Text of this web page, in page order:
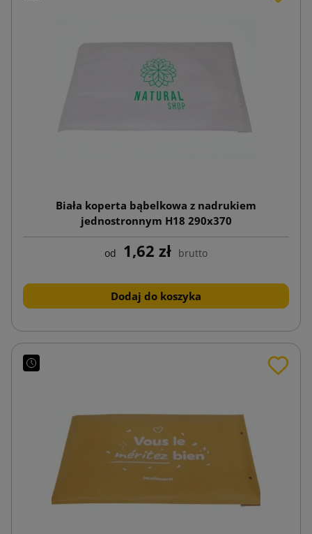
Biała koperta bąbelkowa z nadrukiem
jednostronnym H18 290x370
od 1,62 zł brutto
Dodaj do koszyka